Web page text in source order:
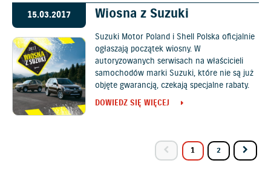
15.03.2017 Wiosna z Suzuki
Suzuki Motor Poland i Shell Polska oficjalnie
ogłaszają początek wiosny. W
autoryzowanych serwisach na właścicieli
samochodów marki Suzuki, które nie są już
objęte gwarancją, czekają specjalne rabaty.
DOWIEDZ SIĘ WIĘCEJ
1 2